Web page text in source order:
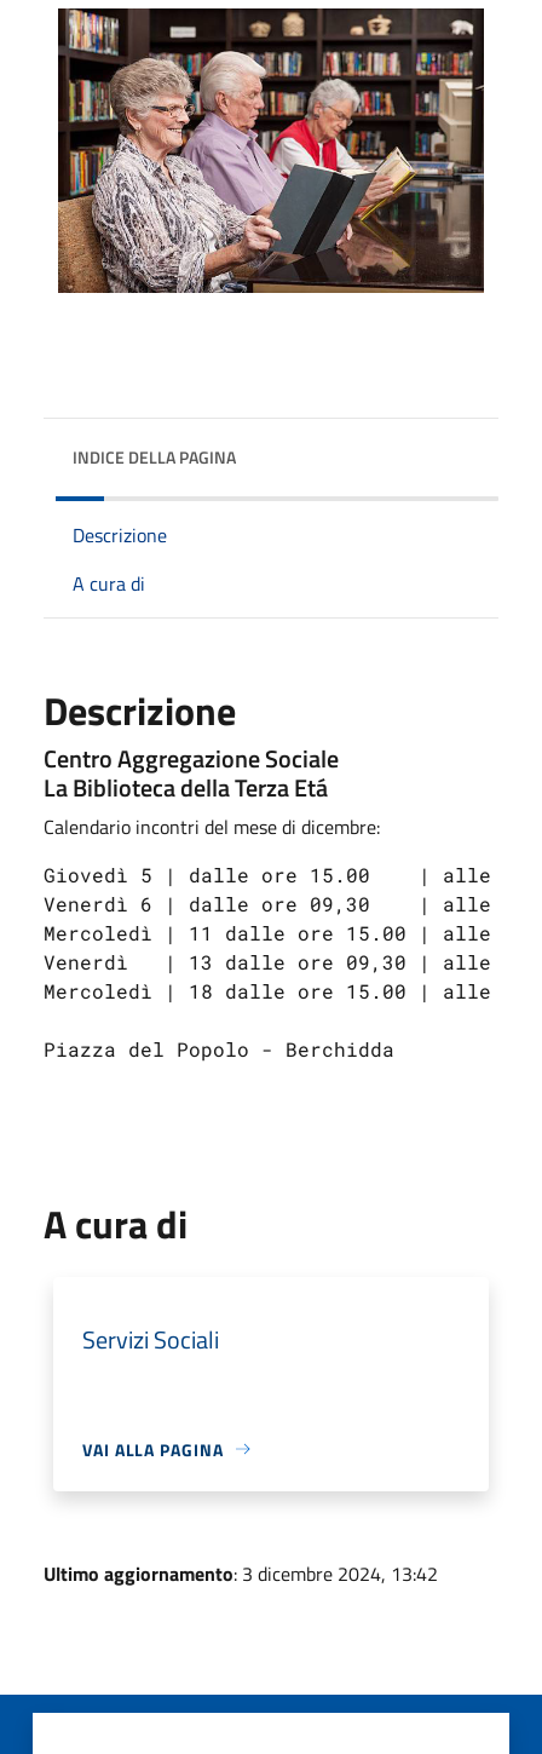
INDICE DELLA PAGINA
Descrizione
A cura di
Descrizione
Centro Aggregazione Sociale
La Biblioteca della Terza Etá
Calendario incontri del mese di dicembre:
Giovedì 5 | dalle ore 15.00    | alle
Venerdì 6 | dalle ore 09,30    | alle
Mercoledì | 11 dalle ore 15.00 | alle
Venerdì   | 13 dalle ore 09,30 | alle
Mercoledì | 18 dalle ore 15.00 | alle
Piazza del Popolo - Berchidda
A cura di
Servizi Sociali
VAI ALLA PAGINA
Ultimo aggiornamento: 3 dicembre 2024, 13:42